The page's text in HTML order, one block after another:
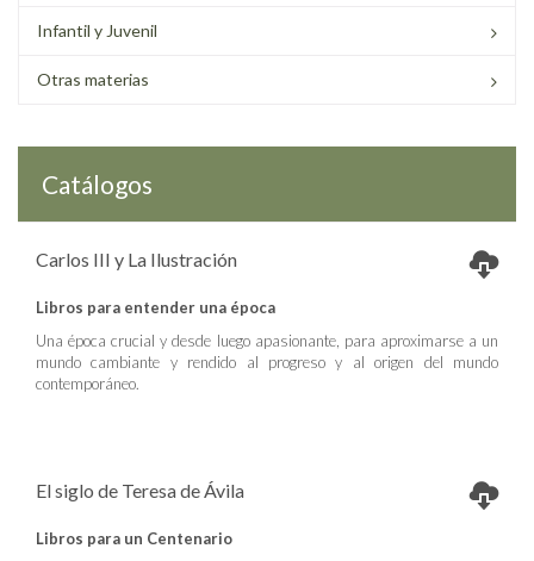
Infantil y Juvenil
Otras materias
Catálogos
Carlos III y La Ilustración
Libros para entender una época
Una época crucial y desde luego apasionante, para aproximarse a un
mundo cambiante y rendido al progreso y al origen del mundo
contemporáneo.
El siglo de Teresa de Ávila
Libros para un Centenario